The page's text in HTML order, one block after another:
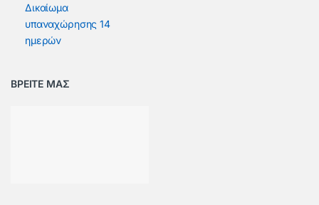
Δικαίωμα
υπαναχώρησης 14
ημερών
ΒΡΕΙΤΕ ΜΑΣ